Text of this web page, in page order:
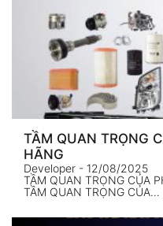
TẦM QUAN TRỌNG
HÃNG
Developer - 12/08/2025
TẦM QUAN TRỌNG CỦA
TẦM QUAN TRỌNG CỦA…